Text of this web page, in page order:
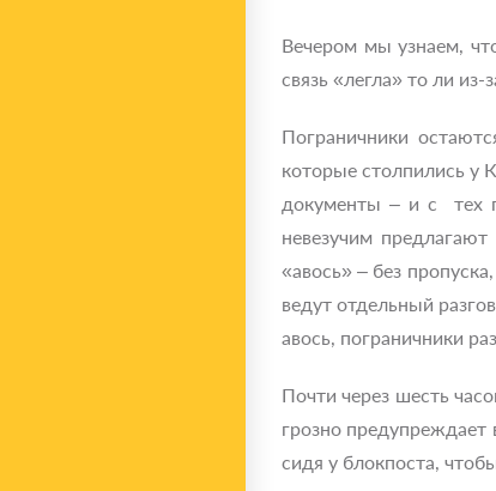
Вечером мы узнаем,
связь «легла» то ли
Пограничники
которые столпились у
документы – и с тех
невезучим
«авось» – без
ведут отдельный
авось, пограничники
Почти через шесть
грозно
сидя у блокпоста,